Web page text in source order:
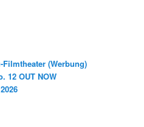
Filmtheater (Werbung)
12 OUT NOW